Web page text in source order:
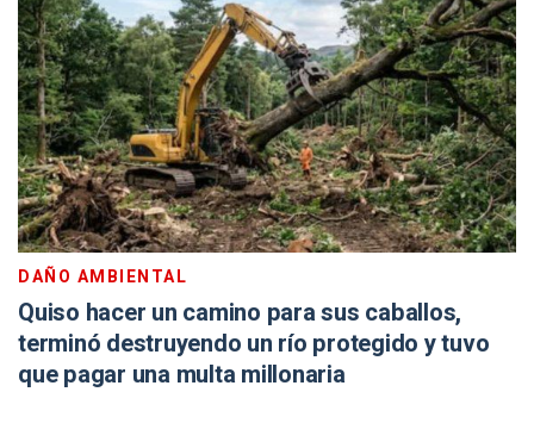
DAÑO AMBIENTAL
Quiso hacer un camino para sus caballos,
terminó destruyendo un río protegido y tuvo
que pagar una multa millonaria